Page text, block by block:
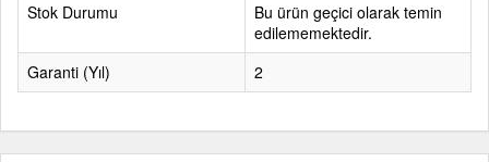
Stok Durumu
Bu ürün geçici olarak temin
edilememektedir.
Garanti (Yıl)
2